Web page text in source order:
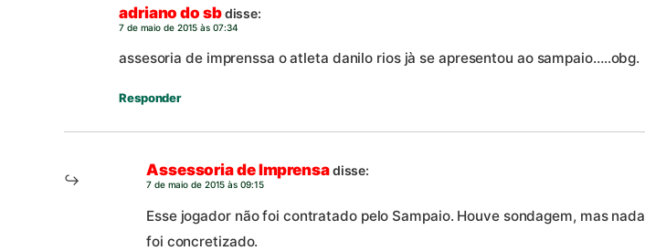
adriano do sbdisse:
7 de maio de 2015 às 07:34
assesoria de imprenssa o atleta danilo rios jà se apresentou ao sampaio…..obg.
Responder
Assessoria de Imprensadisse:
7 de maio de 2015 às 09:15
Esse jogador não foi contratado pelo Sampaio. Houve sondagem, mas nada
foi concretizado.